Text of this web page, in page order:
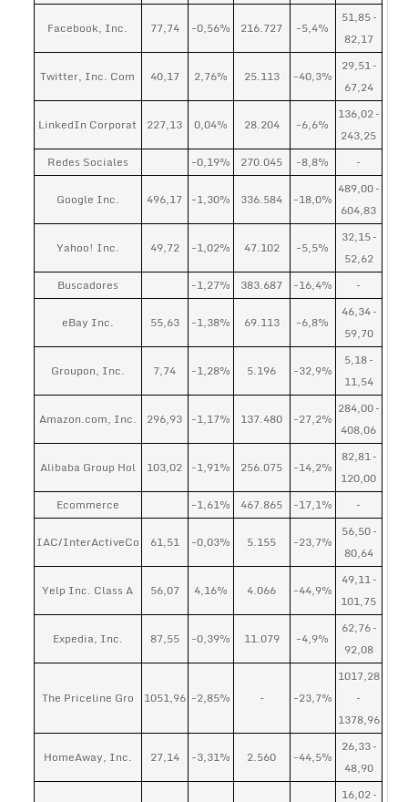
Facebook, Inc. 77,74 -0,56% 216.727 -5,4%
51,85 –
82,17
Twitter, Inc. Com 40,17 2,76% 25.113 -40,3%
29,51 –
67,24
LinkedIn Corporat 227,13 0,04% 28.204 -6,6%
136,02 –
243,25
Redes Sociales
-0,19% 270.045 -8,8% –
Google Inc. 496,17 -1,30% 336.584 -18,0%
489,00 –
604,83
Yahoo! Inc. 49,72 -1,02% 47.102 -5,5%
32,15 –
52,62
Buscadores
-1,27% 383.687 -16,4% –
eBay Inc. 55,63 -1,38% 69.113 -6,8%
46,34 –
59,70
Groupon, Inc. 7,74 -1,28% 5.196 -32,9%
5,18 –
11,54
Amazon.com, Inc. 296,93 -1,17% 137.480 -27,2%
284,00 –
408,06
Alibaba Group Hol 103,02 -1,91% 256.075 -14,2%
82,81 –
120,00
Ecommerce
-1,61% 467.865 -17,1% –
IAC/InterActiveCo 61,51 -0,03% 5.155 -23,7%
56,50 –
80,64
Yelp Inc. Class A 56,07 4,16% 4.066 -44,9%
49,11 –
101,75
Expedia, Inc. 87,55 -0,39% 11.079 -4,9%
62,76 –
92,08
The Priceline Gro 1051,96 -2,85% – -23,7%
1017,28
–
1378,96
HomeAway, Inc. 27,14 -3,31% 2.560 -44,5%
26,33 –
48,90
16,02 –